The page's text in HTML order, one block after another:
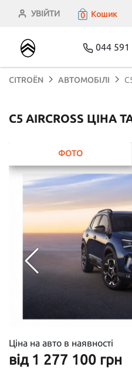
УВІЙТИ 0 Кошик
044 591
CITROЁN АВТОМОБІЛІ
C5 AIRCROSS ЦІНА
ФОТО
Ціна на авто в наявності
від 1 277 100 грн